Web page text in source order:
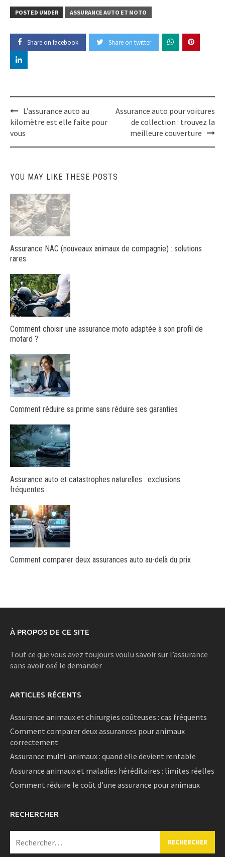
POSTED UNDER ASSURANCE AUTO ET MOTO
Share on facebook Share on twitter
Post
navigation
L’assurance auto au
kilomètre est elle faite pour
vous
Assurance auto pour voitures
de collection : trouvez la
meilleure couverture
YOU MAY LIKE THESE POSTS
Assurance NAC (nouveaux animaux de compagnie) : solutions
rares
Comment choisir une assurance moto adaptée à son profil de
motard ?
Comment réduire sa prime sans réduire ses garanties
Assurance auto et catastrophes naturelles : exclusions
fréquentes
Comment comparer deux assurances auto au-delà du prix
À PROPOS DE CE SITE
Tout ce que vous avez toujours voulu savoir sur l’assurance
sans avoir osé le demander
ARTICLES RÉCENTS
Assurance animaux et chirurgies coûteuses : cas fréquents
Comment comparer deux assurances pour animaux
correctement
Assurance multi-animaux : quand elle devient rentable
Assurance animaux et maladies héréditaires : limites réelles
Comment réduire le coût d’une assurance pour animaux
RECHERCHER